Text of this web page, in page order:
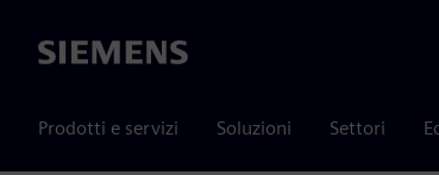
Siemens
Prodotti e servizi Soluzioni Settori